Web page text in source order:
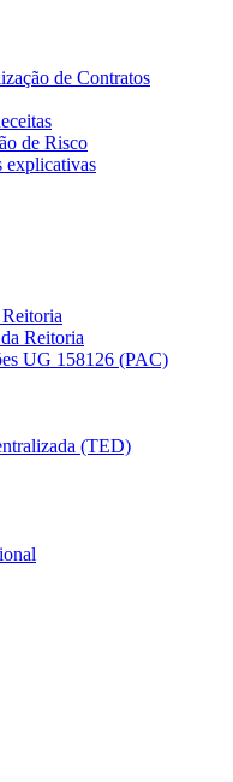
de Contratos
de Risco
explicativas
Reitoria
UG 158126 (PAC)
(TED)